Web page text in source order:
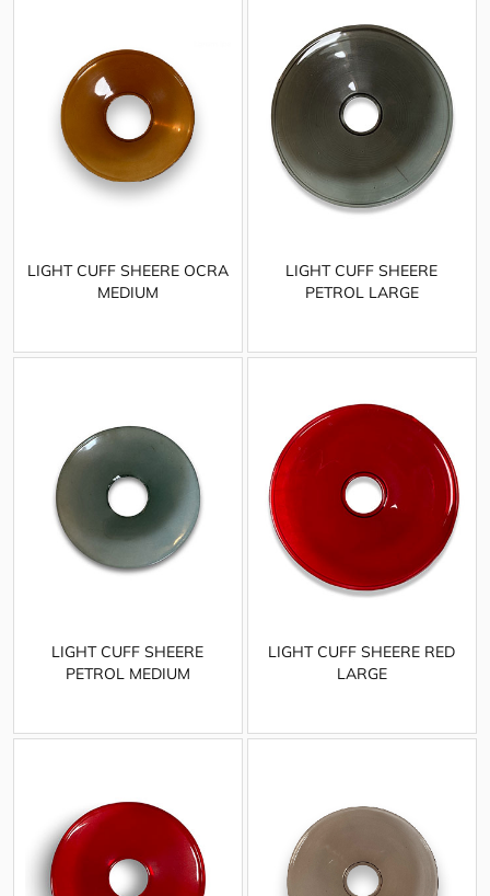
LIGHT CUFF SHEERE OCRA
MEDIUM
LIGHT CUFF SHEERE
PETROL LARGE
LIGHT CUFF SHEERE
PETROL MEDIUM
LIGHT CUFF SHEERE RED
LARGE